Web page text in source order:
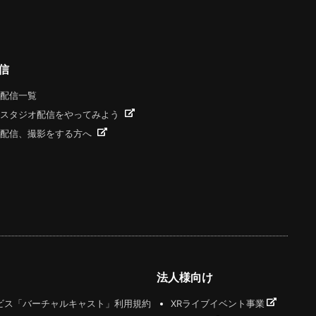
配信一覧
スタジオ配信をやってみよう
配信、撮影をする方へ
「バーチャルキャスト」利用規約
法人様向け
XRライブイベント事業